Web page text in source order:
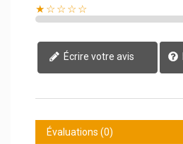
★☆☆☆☆
Écrire votre avis
Évaluations (0)